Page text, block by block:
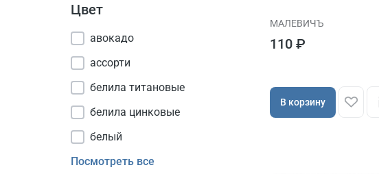
Цвет
авокадо
ассорти
белила титановые
белила цинковые
белый
Посмотреть все
МАЛЕВИЧЪ
110 ₽
В корзину